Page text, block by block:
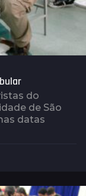
do
de São
datas